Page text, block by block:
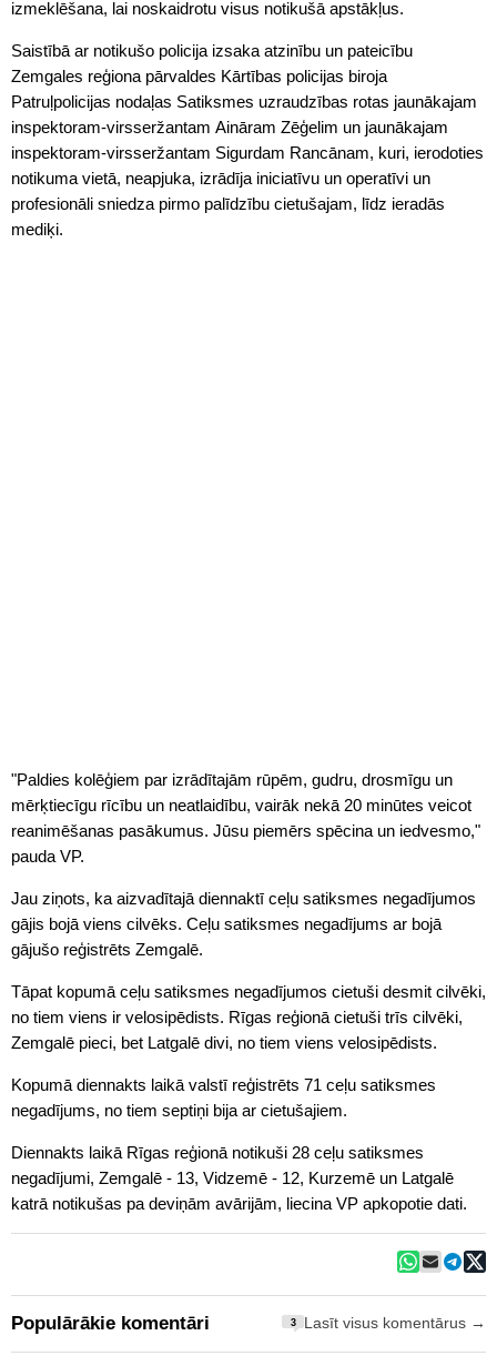
izmeklēšana, lai noskaidrotu visus notikušā apstākļus.
Saistībā ar notikušo policija izsaka atzinību un pateicību
Zemgales reģiona pārvaldes Kārtības policijas biroja
Patruļpolicijas nodaļas Satiksmes uzraudzības rotas jaunākajam
inspektoram-virsseržantam Aināram Zēģelim un jaunākajam
inspektoram-virsseržantam Sigurdam Rancānam, kuri, ierodoties
notikuma vietā, neapjuka, izrādīja iniciatīvu un operatīvi un
profesionāli sniedza pirmo palīdzību cietušajam, līdz ieradās
mediķi.
"Paldies kolēģiem par izrādītajām rūpēm, gudru, drosmīgu un
mērķtiecīgu rīcību un neatlaidību, vairāk nekā 20 minūtes veicot
reanimēšanas pasākumus. Jūsu piemērs spēcina un iedvesmo,"
pauda VP.
Jau ziņots, ka aizvadītajā diennaktī ceļu satiksmes negadījumos
gājis bojā viens cilvēks. Ceļu satiksmes negadījums ar bojā
gājušo reģistrēts Zemgalē.
Tāpat kopumā ceļu satiksmes negadījumos cietuši desmit cilvēki,
no tiem viens ir velosipēdists. Rīgas reģionā cietuši trīs cilvēki,
Zemgalē pieci, bet Latgalē divi, no tiem viens velosipēdists.
Kopumā diennakts laikā valstī reģistrēts 71 ceļu satiksmes
negadījums, no tiem septiņi bija ar cietušajiem.
Diennakts laikā Rīgas reģionā notikuši 28 ceļu satiksmes
negadījumi, Zemgalē - 13, Vidzemē - 12, Kurzemē un Latgalē
katrā notikušas pa deviņām avārijām, liecina VP apkopotie dati.
Populārākie komentāri 3 Lasīt visus komentārus →